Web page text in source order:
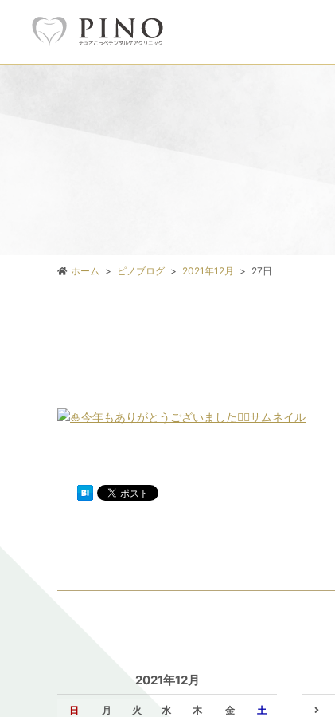
ホーム ピノブログ 2021年12月 27日
2021年12月
日 月 火 水 木 金 土